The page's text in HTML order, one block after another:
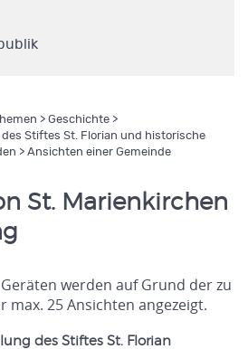
> Geschichte >
Stiftes St. Florian und historische
> Ansichten einer Gemeinde
St. Marienkirchen
werden auf Grund der zu
max. 25 Ansichten angezeigt.
des Stiftes St. Florian